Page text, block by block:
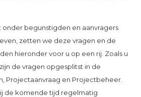
begunstigden en aanvragers
zetten we deze vragen en de
hieronder voor u op een rij. Zoals u
de vragen opgesplitst in de
Projectaanvraag en Projectbeheer.
de komende tijd regelmatig